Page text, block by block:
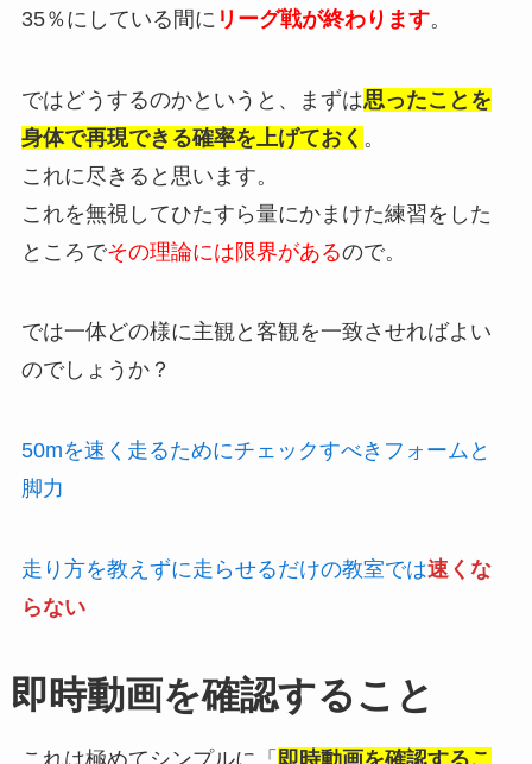
35％にしている間に リーグ戦が終わります。
ではどうするのかというと、まずは思ったことを
身体で再現できる確率を上げておく 。
これに尽きると思います。
これを無視してひたすら量にかまけた練習をした
ところでその理論には限界があるので。
では一体どの様に主観と客観を一致させればよい
のでしょうか？
50mを速く走るためにチェックすべきフォームと
脚力
走り方を教えずに走らせるだけの教室では速くな
らない
即時動画を確認すること
これは極めてシンプルに「 即時動画を確認するこ